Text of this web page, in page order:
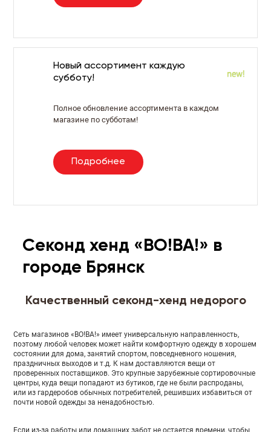
Новый ассортимент каждую
субботу!
Полное обновление ассортимента в каждом
магазине по субботам!
Подробнее
Секонд хенд «ВО!ВА!» в
городе Брянск
Качественный секонд-хенд недорого
Сеть магазинов «ВО!ВА!» имеет универсальную направленность,
поэтому любой человек может найти комфортную одежду в хорошем
состоянии для дома, занятий спортом, повседневного ношения,
праздничных выходов и т.д. К нам доставляются вещи от
проверенных поставщиков. Это крупные зарубежные сортировочные
центры, куда вещи попадают из бутиков, где не были распроданы,
или из гардеробов обычных потребителей, решивших избавиться от
почти новой одежды за ненадобностью.
Если из-за работы или домашних забот не остается времени, чтобы